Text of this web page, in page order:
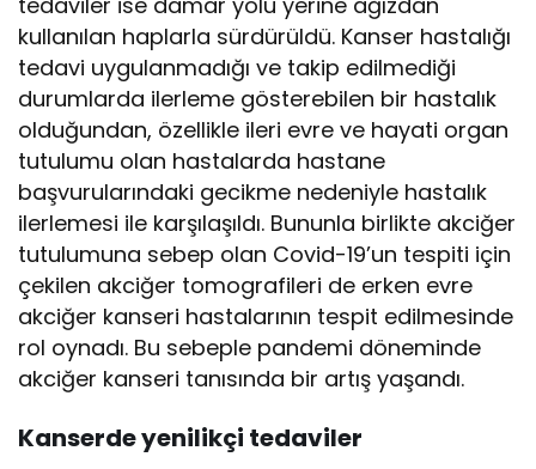
kullanılan haplarla sürdürüldü. Kanser hastalığı
tedavi uygulanmadığı ve takip edilmediği
durumlarda ilerleme gösterebilen bir hastalık
olduğundan, özellikle ileri evre ve hayati organ
tutulumu olan hastalarda hastane
başvurularındaki gecikme nedeniyle hastalık
ilerlemesi ile karşılaşıldı. Bununla birlikte akciğer
tutulumuna sebep olan Covid-19’un tespiti için
çekilen akciğer tomografileri de erken evre
akciğer kanseri hastalarının tespit edilmesinde
rol oynadı. Bu sebeple pandemi döneminde
akciğer kanseri tanısında bir artış yaşandı.
Kanserde yenilikçi tedaviler